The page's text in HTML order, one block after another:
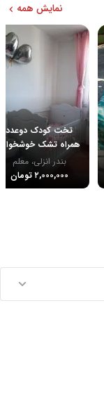
نمایش همه
تخت کودک دوعدد
همراه تشک
بندر انزلی، معلم
۲,۰۰۰,۰۰۰ تومان